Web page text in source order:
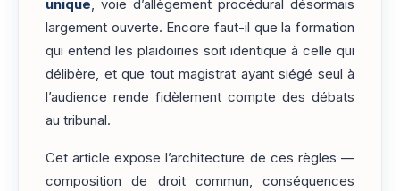
unique, voie d’allègement procédural désormais
largement ouverte. Encore faut-il que la formation
qui entend les plaidoiries soit identique à celle qui
délibère, et que tout magistrat ayant siégé seul à
l’audience rende fidèlement compte des débats
au tribunal.
Cet article expose l’architecture de ces règles —
composition de droit commun, conséquences